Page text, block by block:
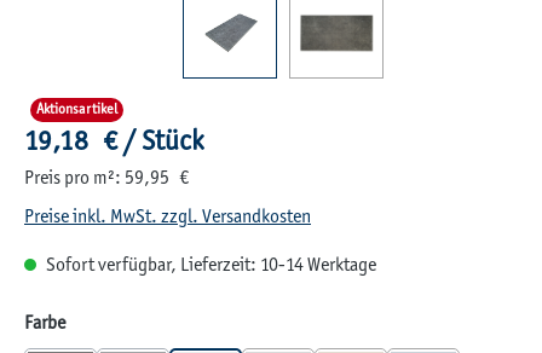
Aktionsartikel
Regulärer Preis:
19,18 € / Stück
Preis pro m²: 59,95 €
Preise inkl. MwSt. zzgl. Versandkosten
Sofort verfügbar, Lieferzeit: 10-14 Werktage
Farbeauswählen